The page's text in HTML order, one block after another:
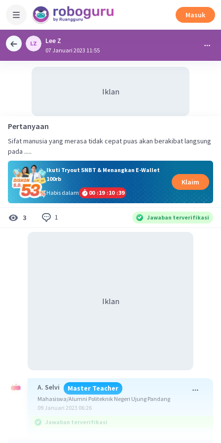
Masuk
Lee Z
07 Januari 2023 11:55
Iklan
Pertanyaan
Sifat manusia yang merasa tidak cepat puas akan berakibat langsung
pada .....
Ikuti Tryout SNBT & Menangkan E-Wallet
100rb
Habis dalam
00 :19 :10 :39
Klaim
3 1 Jawaban terverifikasi
Iklan
A. Selvi Master Teacher
Mahasiswa/Alumni Politeknik Negeri Ujung Pandang
09 Januari 2023 06:26
Jawaban terverifikasi